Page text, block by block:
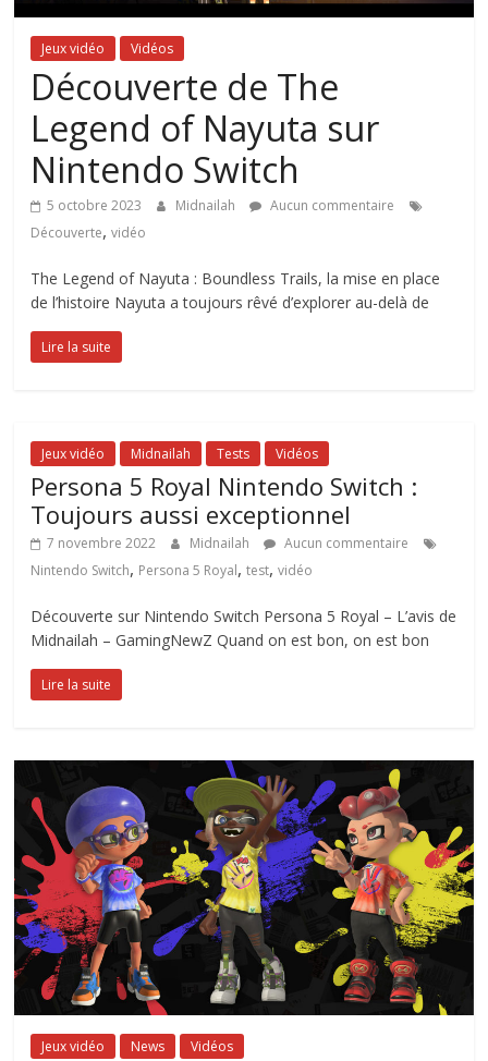
Jeux vidéo Vidéos
Découverte de The
Legend of Nayuta sur
Nintendo Switch
5 octobre 2023 Midnailah
Aucun commentaire
Découverte,vidéo
The Legend of Nayuta : Boundless Trails, la mise en place
de l’histoire Nayuta a toujours rêvé d’explorer au-delà de
Lire la suite
Jeux vidéo Midnailah Tests Vidéos
Persona 5 Royal Nintendo Switch :
Toujours aussi exceptionnel
7 novembre 2022 Midnailah
Aucun commentaire
Nintendo Switch, Persona 5 Royal,test,vidéo
Découverte sur Nintendo Switch Persona 5 Royal – L’avis de
Midnailah – GamingNewZ Quand on est bon, on est bon
Lire la suite
Jeux vidéo News Vidéos